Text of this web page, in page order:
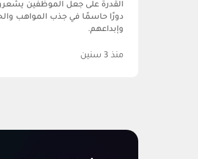
القدرة على جعل الموظفين
دورًا حاسمًا في جذب المواهب
وإبداعهم.
منذ 3 سنين